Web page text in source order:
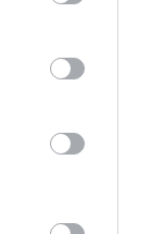
party tags to
below Google